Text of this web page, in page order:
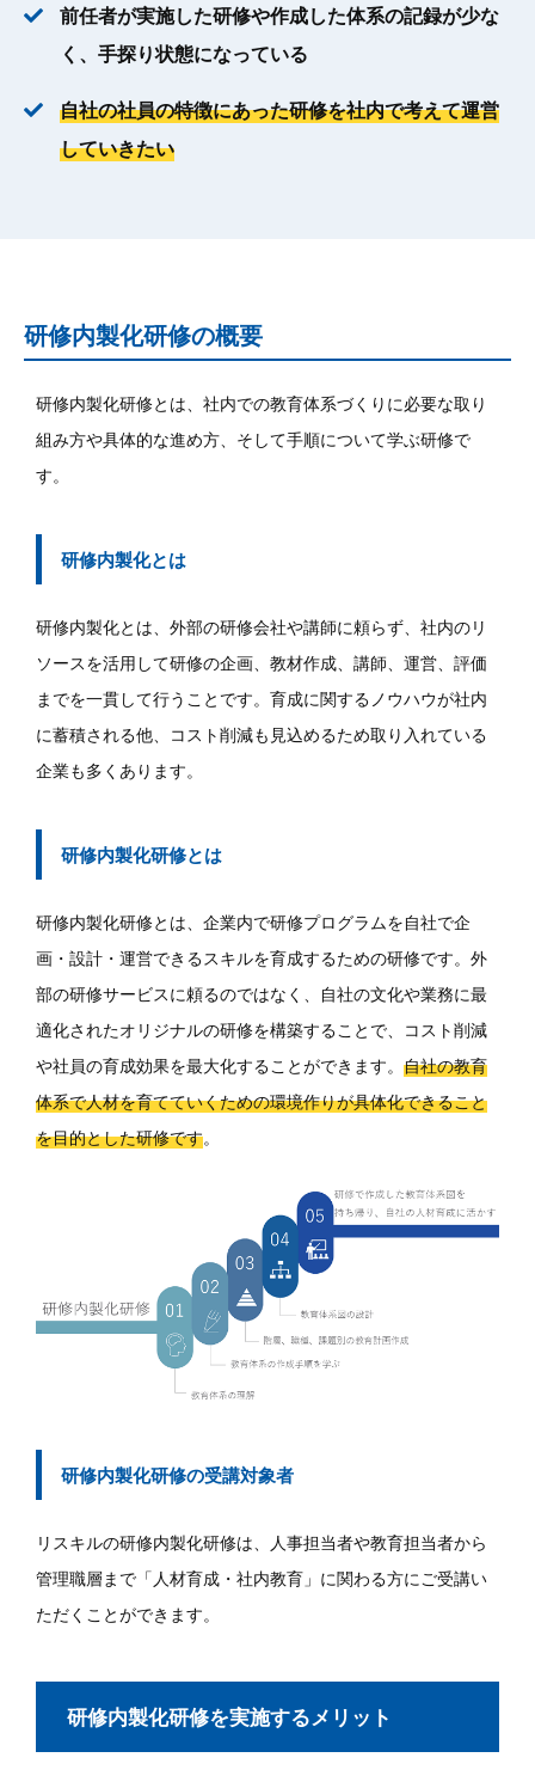
前任者が実施した研修や作成した体系の記録が少な
く、手探り状態になっている
自社の社員の特徴にあった研修を社内で考えて運営
していきたい
研修内製化研修の概要
研修内製化研修とは、社内での教育体系づくりに必要な取り
組み方や具体的な進め方、そして手順について学ぶ研修で
す。
研修内製化とは
研修内製化とは、外部の研修会社や講師に頼らず、社内のリ
ソースを活用して研修の企画、教材作成、講師、運営、評価
までを一貫して行うことです。育成に関するノウハウが社内
に蓄積される他、コスト削減も見込めるため取り入れている
企業も多くあります。
研修内製化研修とは
研修内製化研修とは、企業内で研修プログラムを自社で企
画・設計・運営できるスキルを育成するための研修です。外
部の研修サービスに頼るのではなく、自社の文化や業務に最
適化されたオリジナルの研修を構築することで、コスト削減
や社員の育成効果を最大化することができます。 自社の教育
体系で人材を育てていくための環境作りが具体化できること
を目的とした研修です。
研修内製化研修の受講対象者
リスキルの研修内製化研修は、人事担当者や教育担当者から
管理職層まで「人材育成・社内教育」に関わる方にご受講い
ただくことができます。
研修内製化研修を実施するメリット